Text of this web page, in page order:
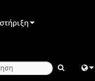
βοήθειας 24/7